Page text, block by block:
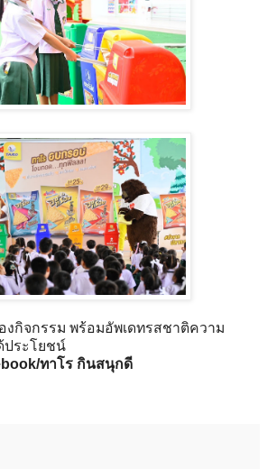
งกิจกรรม พร้อมอัพเดทรสชาติความ
ประโยชน์
ทาโร กินสนุกดี